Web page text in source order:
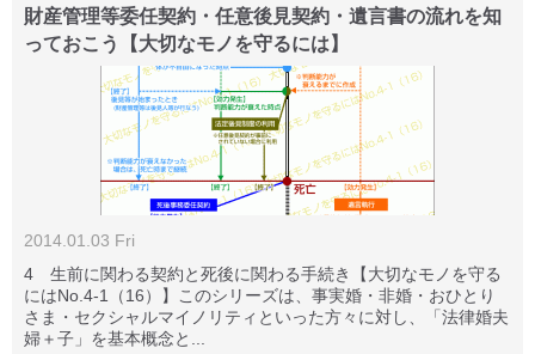
財産管理等委任契約・任意後見契約・遺言書の流れを知
っておこう【大切なモノを守るには】
2014.01.03 Fri
4 生前に関わる契約と死後に関わる手続き【大切なモノを守る
にはNo.4-1（16）】このシリーズは、事実婚・非婚・おひとり
さま・セクシャルマイノリティといった方々に対し、「法律婚夫
婦＋子」を基本概念と...